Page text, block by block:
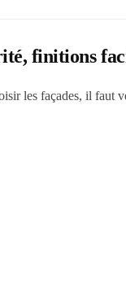
finitions
les façades, il faut